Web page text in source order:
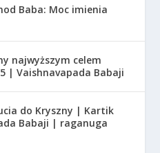
Baba: Moc imienia
najwyższym celem
| Vaishnavapada Babaji
do Kryszny | Kartik
Babaji | raganuga